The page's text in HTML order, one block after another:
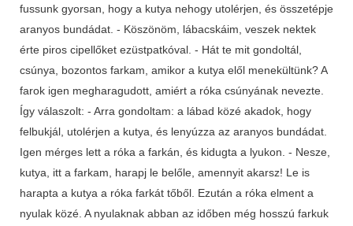
fussunk gyorsan, hogy a kutya nehogy utolérjen, és összetépje
aranyos bundádat. - Köszönöm, lábacskáim, veszek nektek
érte piros cipellőket ezüstpatkóval. - Hát te mit gondoltál,
csúnya, bozontos farkam, amikor a kutya elől menekültünk? A
farok igen megharagudott, amiért a róka csúnyának nevezte.
Így válaszolt: - Arra gondoltam: a lábad közé akadok, hogy
felbukjál, utolérjen a kutya, és lenyúzza az aranyos bundádat.
Igen mérges lett a róka a farkán, és kidugta a lyukon. - Nesze,
kutya, itt a farkam, harapj le belőle, amennyit akarsz! Le is
harapta a kutya a róka farkát tőből. Ezután a róka elment a
nyulak közé. A nyulaknak abban az időben még hosszú farkuk